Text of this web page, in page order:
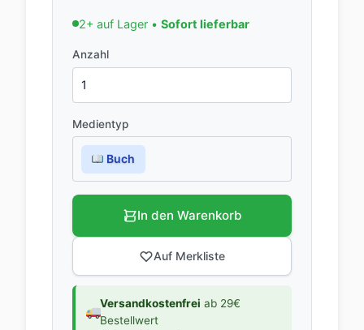
2+ auf Lager • Sofort lieferbar
Anzahl
Medientyp
Buch
In den Warenkorb
Auf Merkliste
Versandkostenfrei ab 29€
Bestellwert